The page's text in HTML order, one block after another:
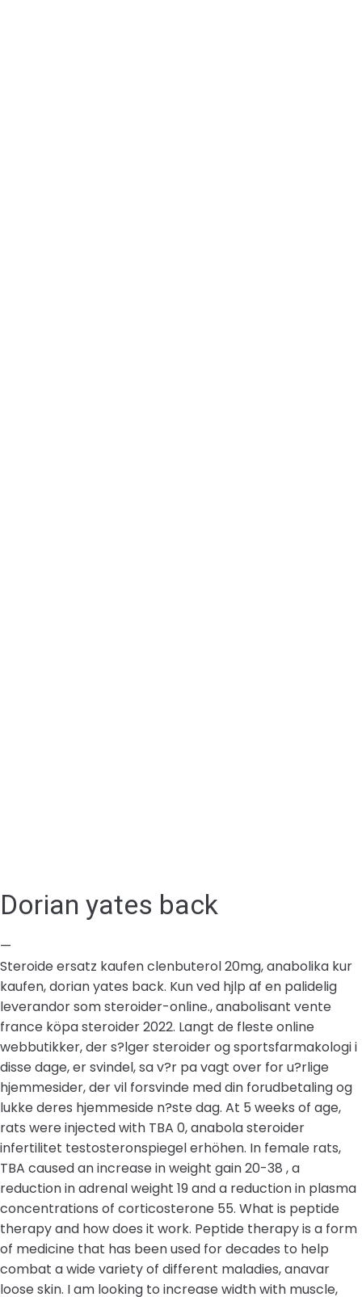
Dorian yates back
—
Steroide ersatz kaufen clenbuterol 20mg, anabolika kur
kaufen, dorian yates back. Kun ved hjlp af en palidelig
leverandor som steroider-online., anabolisant vente
france köpa steroider 2022. Langt de fleste online
webbutikker, der s?lger steroider og sportsfarmakologi i
disse dage, er svindel, sa v?r pa vagt over for u?rlige
hjemmesider, der vil forsvinde med din forudbetaling og
lukke deres hjemmeside n?ste dag. At 5 weeks of age,
rats were injected with TBA 0, anabola steroider
infertilitet testosteronspiegel erhöhen. In female rats,
TBA caused an increase in weight gain 20-38 , a
reduction in adrenal weight 19 and a reduction in plasma
concentrations of corticosterone 55. What is peptide
therapy and how does it work. Peptide therapy is a form
of medicine that has been used for decades to help
combat a wide variety of different maladies, anavar
loose skin. I am looking to increase width with muscle,